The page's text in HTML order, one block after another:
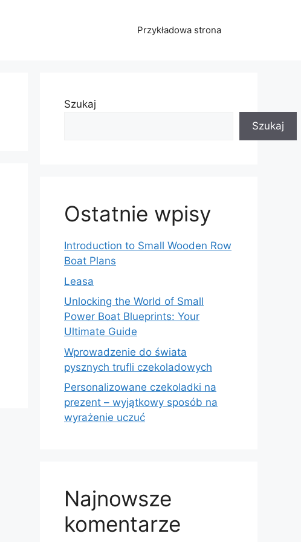
Przykładowa strona
Szukaj
Szukaj
Ostatnie wpisy
Introduction to Small Wooden Row
Boat Plans
Leasa
Unlocking the World of Small
Power Boat Blueprints: Your
Ultimate Guide
Wprowadzenie do świata
pysznych trufli czekoladowych
Personalizowane czekoladki na
prezent – wyjątkowy sposób na
wyrażenie uczuć
Najnowsze
komentarze